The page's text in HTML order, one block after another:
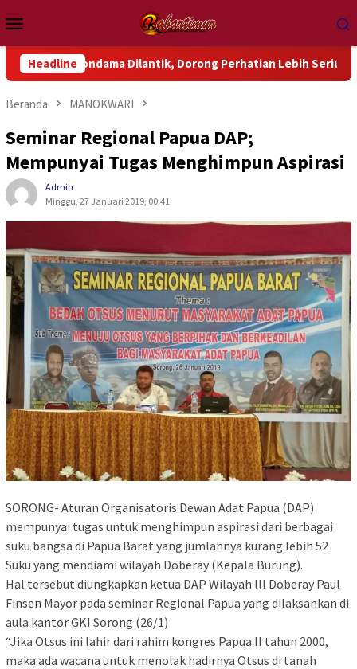
ke
kontenMobile
Headline
Wondama Dilantik, Dorong Perhatian Lebih Serius Terhadap Isu
Beranda MANOKWARI
Seminar Regional Papua DAP;
Mempunyai Tugas Menghimpun Aspirasi
Admin
Minggu, 27 Januari 2019, 00:41
SORONG- Aturan Organisatoris Dewan Adat Papua (DAP)
mempunyai tugas untuk menghimpun aspirasi dari berbagai
suku bangsa di Papua Barat yang jumlahnya kurang lebih 52
Suku yang mendiami wilayah Doberay (Kepala Burung).
Hal tersebut diungkapkan ketua DAP Wilayah lll Doberay Paul
Finsen Mayor pada seminar Regional Papua yang dilaksankan di
aula kantor GKI Sorong (26/1)
“Jika Otsus ini lahir dari rahim kongres Papua II tahun 2000,
maka ada wacana untuk menolak hadirnya Otsus di tanah